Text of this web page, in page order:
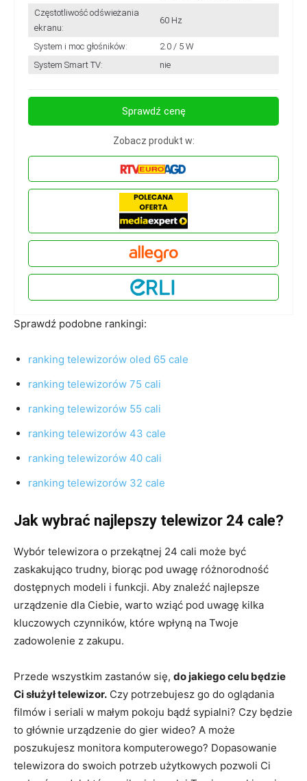
Częstotliwość odświeżania
ekranu:
60 Hz
System i moc głośników:
2.0 / 5 W
System Smart TV:
nie
Sprawdź cenę
Zobacz produkt w:
Sprawdź podobne rankingi:
ranking telewizorów oled 65 cale
ranking telewizorów 75 cali
ranking telewizorów 55 cali
ranking telewizorów 43 cale
ranking telewizorów 40 cali
ranking telewizorów 32 cale
Jak wybrać najlepszy telewizor 24 cale?
Wybór telewizora o przekątnej 24 cali może być
zaskakująco trudny, biorąc pod uwagę różnorodność
dostępnych modeli i funkcji. Aby znaleźć najlepsze
urządzenie dla Ciebie, warto wziąć pod uwagę kilka
kluczowych czynników, które wpłyną na Twoje
zadowolenie z zakupu.
Przede wszystkim zastanów się, do jakiego celu będzie
Ci służył telewizor. Czy potrzebujesz go do oglądania
filmów i seriali w małym pokoju bądź sypialni? Czy będzie
to głównie urządzenie do gier wideo? A może
poszukujesz monitora komputerowego? Dopasowanie
telewizora do swoich potrzeb użytkowych pozwoli Ci